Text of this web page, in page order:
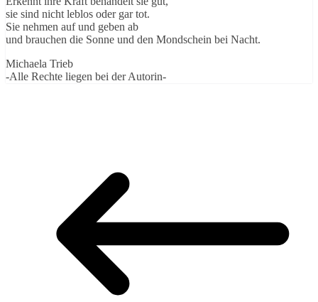
sie sind nicht leblos oder gar tot.
Sie nehmen auf und geben ab
und brauchen die Sonne und den Mondschein bei Nacht.
Michaela Trieb
-Alle Rechte liegen bei der Autorin-